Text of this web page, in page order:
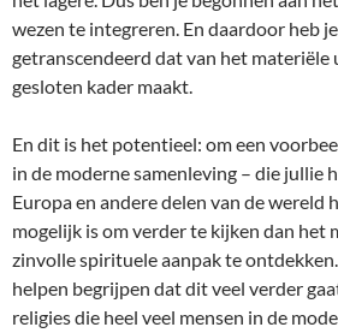
wezen te integreren. En daardoor heb
getranscendeerd dat van het materiële
gesloten kader maakt.
En dit is het potentieel: om een
in de moderne samenleving – die jullie
Europa en andere delen van de wereld
mogelijk is om verder te kijken dan het
zinvolle spirituele aanpak te
helpen begrijpen dat dit veel verder
religies die heel veel mensen in de